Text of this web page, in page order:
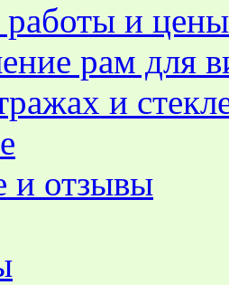
и цены
рам для
и
и отзывы